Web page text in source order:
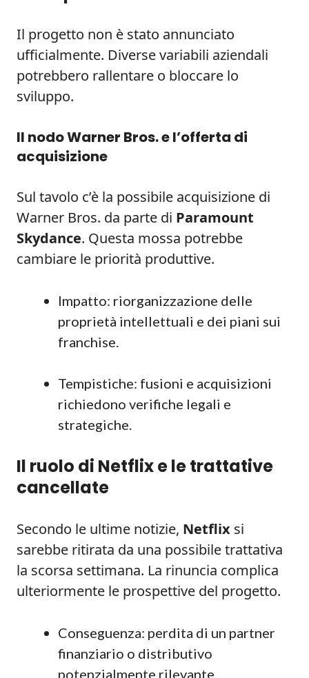
Il progetto non è stato annunciato
ufficialmente. Diverse variabili aziendali
potrebbero rallentare o bloccare lo
sviluppo.
Il nodo Warner Bros. e l’offerta di
acquisizione
Sul tavolo c’è la possibile acquisizione di
Warner Bros. da parte di Paramount
Skydance. Questa mossa potrebbe
cambiare le priorità produttive.
Impatto: riorganizzazione delle
proprietà intellettuali e dei piani sui
franchise.
Tempistiche: fusioni e acquisizioni
richiedono verifiche legali e
strategiche.
Il ruolo di Netflix e le trattative
cancellate
Secondo le ultime notizie, Netflix si
sarebbe ritirata da una possibile trattativa
la scorsa settimana. La rinuncia complica
ulteriormente le prospettive del progetto.
Conseguenza: perdita di un partner
finanziario o distributivo
potenzialmente rilevante.